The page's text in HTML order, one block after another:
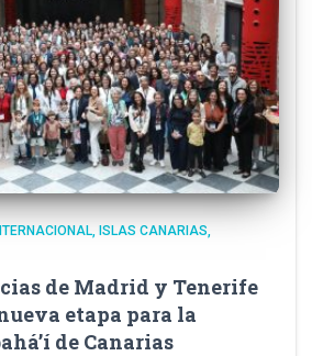
ISLAS CANARIAS
de Madrid y Tenerife
etapa para la
de Canarias